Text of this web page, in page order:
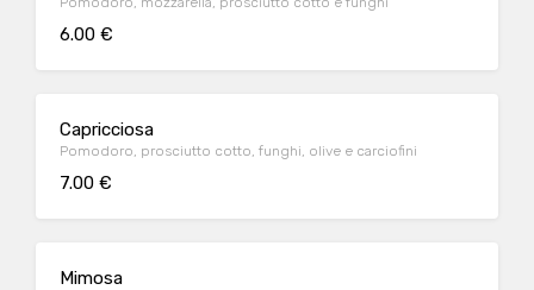
6.00 €
Capricciosa
Pomodoro, prosciutto cotto, funghi, olive e carciofini
7.00 €
Mimosa